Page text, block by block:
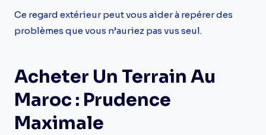
Ce regard extérieur peut vous aider à repérer des
problèmes que vous n’auriez pas vus seul.
Acheter Un Terrain Au
Maroc : Prudence
Maximale